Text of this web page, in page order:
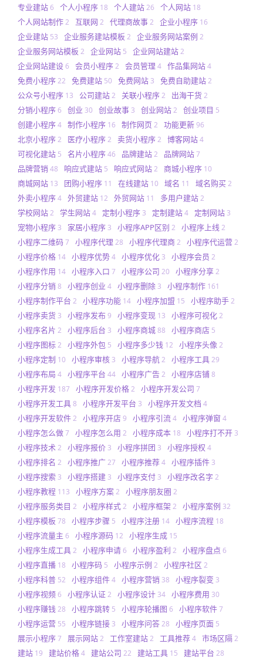
专业建站6 个人小程序 18 个人建站26 个人网站 18
个人网站制作2 互联网 2 代理商故事2 企业小程序 16
企业建站 53 企业服务建站模板 2 企业服务网站案例 2
企业服务网站模板 2 企业网站 5 企业网站建站2
企业网站建设6 会员小程序2 会员管理 4 作品集网站4
免费小程序22 免费建站 50 免费网站 3 免费自助建站2
公众号小程序 13 公司建站2 关联小程序2 出海干货2
分销小程序6 创业 30 创业故事 3 创业网站2 创业项目 5
创建小程序4 制作小程序 16 制作网页 2 功能更新96
北京小程序2 医疗小程序2 卖货小程序2 博客网站4
可视化建站 5 名片小程序46 品牌建站2 品牌网站7
品牌营销 48 响应式建站 5 响应式网站2 商城小程序 10
商城网站 13 团购小程序 11 在线建站 10 域名 11 域名购买2
外卖小程序4 外贸建站 12 外贸网站 11 多用户建站2
学校网站2 学生网站4 定制小程序 3 定制建站4 定制网站 3
宠物小程序 3 家居小程序 3 小程序APP区别 2 小程序上线 2
小程序二维码7 小程序代理 28 小程序代理商2 小程序代运营2
小程序价格 14 小程序优势4 小程序优化 3 小程序会员 2
小程序作用 14 小程序入口 7 小程序公司 20 小程序分享2
小程序分销 8 小程序创业 4 小程序删除 3 小程序制作 161
小程序制作平台 2 小程序功能 14 小程序加盟 15 小程序助手2
小程序卖货 3 小程序发布9 小程序变现 13 小程序可视化2
小程序名片 2 小程序后台 3 小程序商城88 小程序商店 5
小程序图标2 小程序外包 5 小程序多少钱 12 小程序头像 2
小程序定制 10 小程序审核 3 小程序导航2 小程序工具29
小程序布局 4 小程序平台 44 小程序广告2 小程序店铺8
小程序开发 187 小程序开发价格2 小程序开发公司 7
小程序开发工具8 小程序开发平台 3 小程序开发文档 4
小程序开发软件2 小程序开店9 小程序引流4 小程序弹窗 4
小程序怎么做7 小程序怎么用 2 小程序成本 18 小程序打不开 3
小程序技术 2 小程序报价 3 小程序拼团 3 小程序授权 4
小程序排名 2 小程序推广27 小程序推荐4 小程序插件 3
小程序搜索 3 小程序搭建 3 小程序支付 3 小程序改名字 2
小程序教程 113 小程序方案2 小程序朋友圈 2
小程序服务类目 2 小程序样式2 小程序框架 2 小程序案例 32
小程序模板 78 小程序步骤 5 小程序注册 14 小程序流程 18
小程序流量主 6 小程序源码 12 小程序生成 15
小程序生成工具2 小程序申请6 小程序盈利 2 小程序盘点 6
小程序直播 18 小程序码 5 小程序示例 2 小程序社区 2
小程序科普 52 小程序组件4 小程序营销 38 小程序裂变 3
小程序视频6 小程序认证2 小程序设计 34 小程序费用 30
小程序赚钱28 小程序跳转 5 小程序轮播图 6 小程序软件7
小程序运营 55 小程序链接 3 小程序问答28 小程序页面 5
展示小程序7 展示网站2 工作室建站2 工具推荐4 市场区隔2
建站 19 建站价格4 建站公司 22 建站工具 15 建站平台 28